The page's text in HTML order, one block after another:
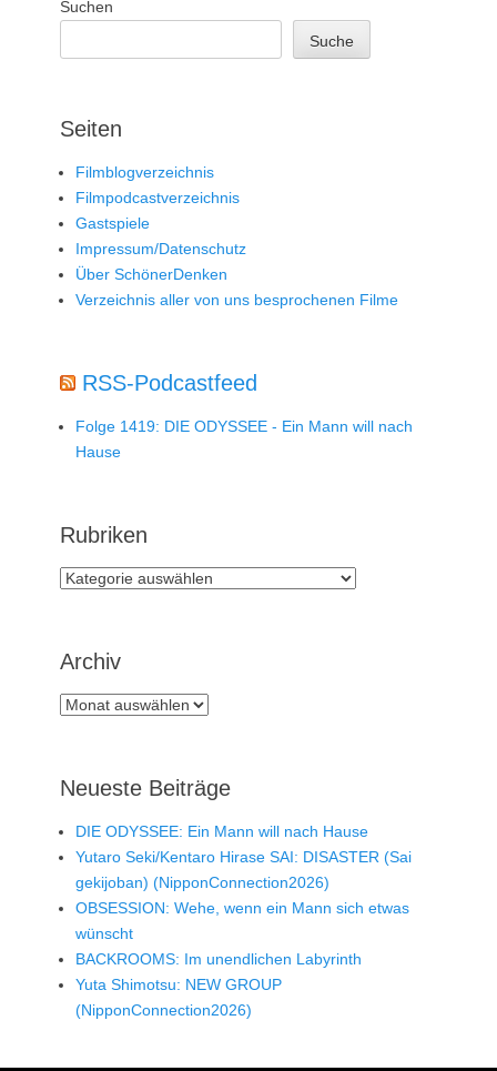
Suchen
Suche
Seiten
Filmblogverzeichnis
Filmpodcastverzeichnis
Gastspiele
Impressum/Datenschutz
Über SchönerDenken
Verzeichnis aller von uns besprochenen Filme
RSS-Podcastfeed
Folge 1419: DIE ODYSSEE - Ein Mann will nach
Hause
Rubriken
Rubriken
Archiv
Archiv
Neueste Beiträge
DIE ODYSSEE: Ein Mann will nach Hause
Yutaro Seki/Kentaro Hirase SAI: DISASTER (Sai
gekijoban) (NipponConnection2026)
OBSESSION: Wehe, wenn ein Mann sich etwas
wünscht
BACKROOMS: Im unendlichen Labyrinth
Yuta Shimotsu: NEW GROUP
(NipponConnection2026)